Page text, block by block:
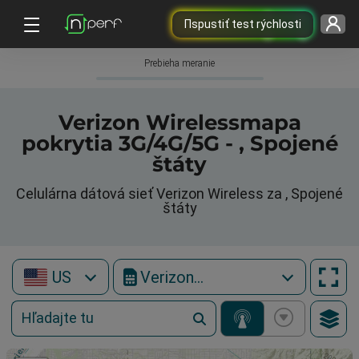
Пspustiť test rýchlosti
Prebieha meranie
Verizon Wirelessmapa
pokrytia 3G/4G/5G - , Spojené
štáty
Celulárna dátová sieť Verizon Wireless za , Spojené
štáty
US Verizon Wireless